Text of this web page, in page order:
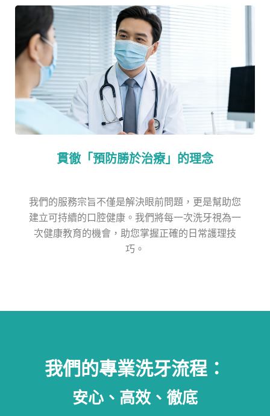
貫徹「預防勝於治療」的理念
我們的服務宗旨不僅是解決眼前問題，更是幫助您
建立可持續的口腔健康。我們將每一次洗牙視為一
次健康教育的機會，助您掌握正確的日常護理技
巧。
我們的專業洗牙流程：
安心、高效、徹底